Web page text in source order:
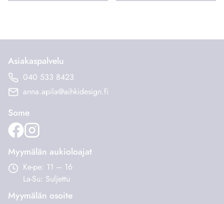
muunnelma.
tehdä
valinnat
tuotteen
sivulla.
Asiakaspalvelu
040 533 8423
anna.apila@aihkidesign.fi
Some
Myymälän aukioloajat
Ke-pe: 11 – 16
La-Su: Suljettu
Myymälän osoite